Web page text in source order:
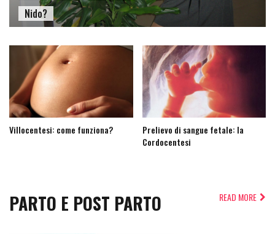
Nido?
Villocentesi: come funziona?
Prelievo di sangue fetale: la
Cordocentesi
PARTO E POST PARTO READ MORE